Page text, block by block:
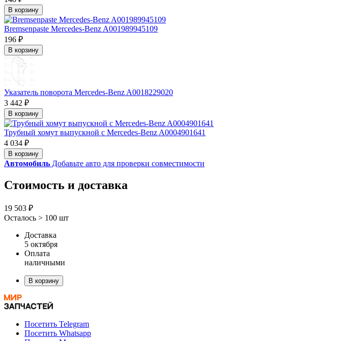
В корзину
Bremsenpaste Mercedes-Benz A001989945109
196 ₽
В корзину
Указатель поворота Mercedes-Benz A0018229020
3 442 ₽
В корзину
Трубный хомут выпускной с Mercedes-Benz A0004901641
4 034 ₽
В корзину
Автомобиль Добавьте авто для проверки совместимости
Стоимость и доставка
19 503 ₽
Осталось > 100 шт
Доставка
5 октября
Оплата
наличными
В корзину
Посетить Telegram
Посетить Whatsapp